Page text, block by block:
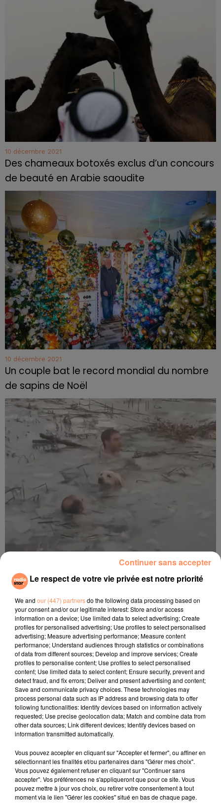
10 décembre 2021
Des chameaux botoxés exclus d’un concours
de beauté en Arabie saoudite
10 décembre 2021
Un couple bat le record mondial du nombre
de sapins de Noël
Espagne : la police sauve un chien tombé
dans l’eau gelée
9 décembre 2021
Le maire de Londres choisit un sapin de Noël
fabriqué en déchets...
Le respect de votre vie privée est notre priorité
We and our (447) partnersdo the following data processing based on
your consent and/or our legitimate interest: Store and/or access
information on a device; Use limited data to select advertising; Create
profiles for personalised advertising; Use profiles to select personalised
advertising; Measure advertising performance; Measure content
performance; Understand audiences through statistics or combinations
of data from different sources; Develop and improve services; Create
profiles to personalise content; Use profiles to select personalised
content; Use limited data to select content; Ensure security, prevent and
detect fraud, and fix errors; Deliver and present advertising and content;
Save and communicate privacy choices. These technologies may
process personal data such as IP address and browsing data to offer
following functionalities: Identify devices based on information actively
requested; Use precise geolocation data; Match and combine data from
other data sources; Link different devices; Identify devices based on
information transmitted automatically.
Vous pouvez accepter en cliquant sur "Accepter et fermer", ou affiner en
sélectionnant les finalités et/ou partenaires dans "Gérer mes choix".
Vous pouvez également refuser en cliquant sur "Continuer sans
accepter". Vos préférences ne s'appliqueront que pour ce site. Vous
pouvez mettre à jour vos choix, ou retirer votre consentement à tout
moment via le lien "Gérer les cookies" situé en bas de chaque page.
Continuer sans accepter